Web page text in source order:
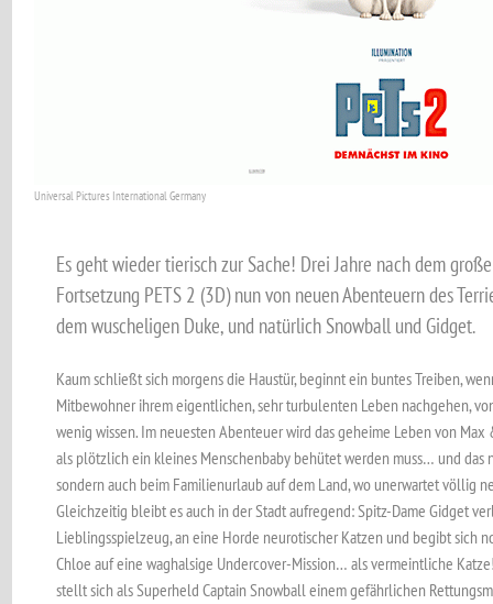
Universal Pictures International Germany
Es geht wieder tierisch zur Sache! Drei Jahre nach dem
Fortsetzung PETS 2 (3D) nun von neuen Abenteuern des
dem wuscheligen Duke, und natürlich Snowball und Gidget.
Kaum schließt sich morgens die Haustür, beginnt ein buntes Treiben,
Mitbewohner ihrem eigentlichen, sehr turbulenten Leben nachgehen,
wenig wissen. Im neuesten Abenteuer wird das geheime Leben von
als plötzlich ein kleines Menschenbaby behütet werden muss… und das
sondern auch beim Familienurlaub auf dem Land, wo unerwartet völlig
Gleichzeitig bleibt es auch in der Stadt aufregend: Spitz-Dame Gidget
Lieblingsspielzeug, an eine Horde neurotischer Katzen und begibt sich
Chloe auf eine waghalsige Undercover-Mission… als vermeintliche
stellt sich als Superheld Captain Snowball einem gefährlichen